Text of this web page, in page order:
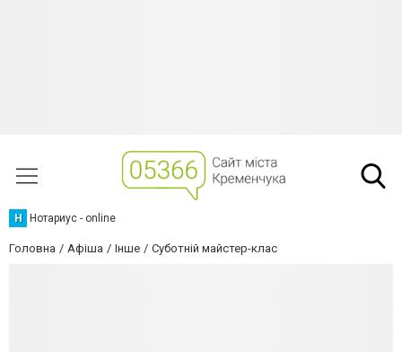
Н Нотариус - online
Головна Афіша Інше Суботній майстер-клас